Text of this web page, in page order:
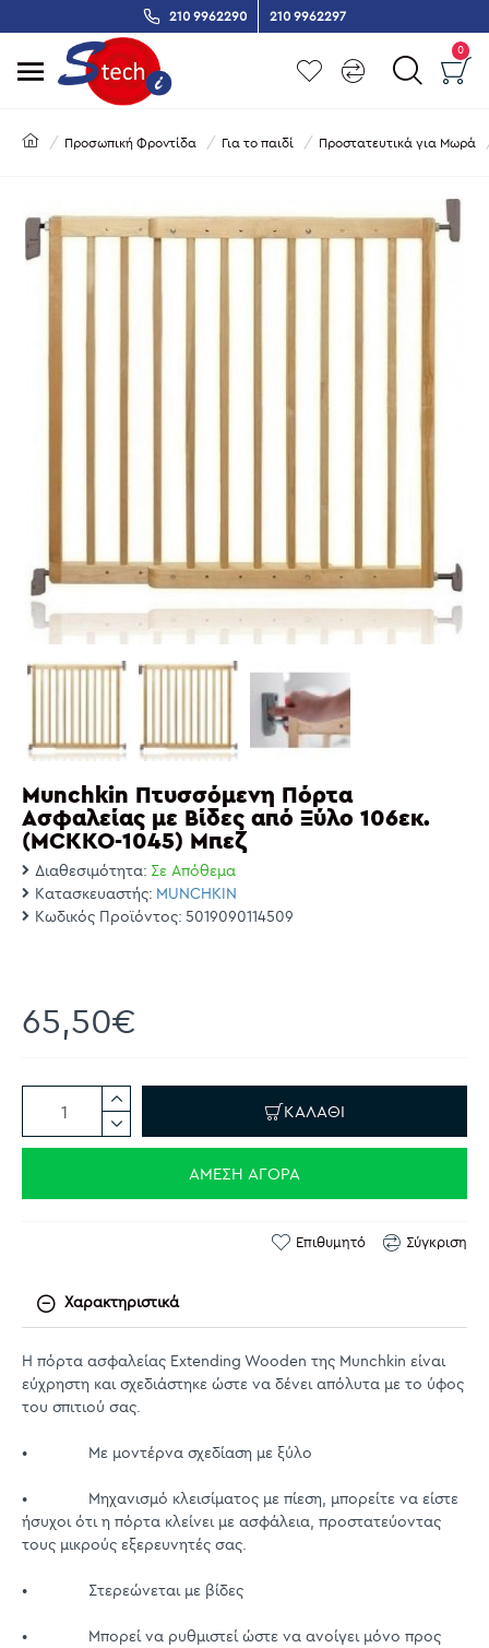
210 9962290 210 9962297
0
Προσωπική Φροντίδα Για το παιδί Προστατευτικά για Μωρά
Munchkin Πτυσσόμενη Πόρτα
Ασφαλείας με Βίδες από Ξύλο 106εκ.
(MCKKO-1045) Μπεζ
Διαθεσιμότητα: Σε Απόθεμα
Κατασκευαστής: MUNCHKIN
Κωδικός Προϊόντος: 5019090114509
65,50€
ΚΑΛΆΘΙ
ΆΜΕΣΗ ΑΓΟΡΆ
Επιθυμητό Σύγκριση
Χαρακτηριστικά
Η πόρτα ασφαλείας Extending Wooden της Munchkin είναι
εύχρηστη και σχεδιάστηκε ώστε να δένει απόλυτα με το ύφος
του σπιτιού σας.
• Με μοντέρνα σχεδίαση με ξύλο
• Μηχανισμό κλεισίματος με πίεση, μπορείτε να είστε
ήσυχοι ότι η πόρτα κλείνει με ασφάλεια, προστατεύοντας
τους μικρούς εξερευνητές σας.
• Στερεώνεται με βίδες
• Μπορεί να ρυθμιστεί ώστε να ανοίγει μόνο προς